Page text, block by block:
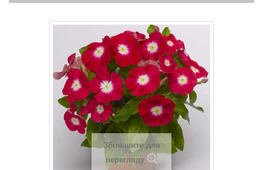
Збільшити для
перегляду